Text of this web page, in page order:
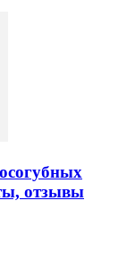
отзывы